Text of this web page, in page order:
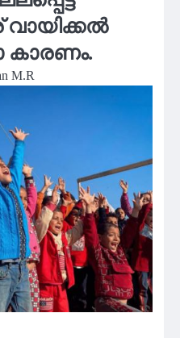
വായിക്കൽ
കാരണം.
M.R